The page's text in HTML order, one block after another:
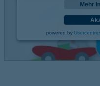
Mehr
powered by